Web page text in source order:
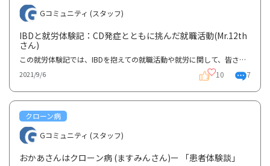
Gコミュニティ (スタッフ)
IBDと就労体験記：CD発症とともに挑んだ就職活動(Mr.12th
さん)
この就労体験記では、IBDを抱えての就職活動や就労に関して、皆さんのプロセスや気づき、工夫などを共有...
2021/9/6 10 7
クローン病
Gコミュニティ (スタッフ)
おかあさんはクローン病 (ますみんさん)ー 「患者体験談」